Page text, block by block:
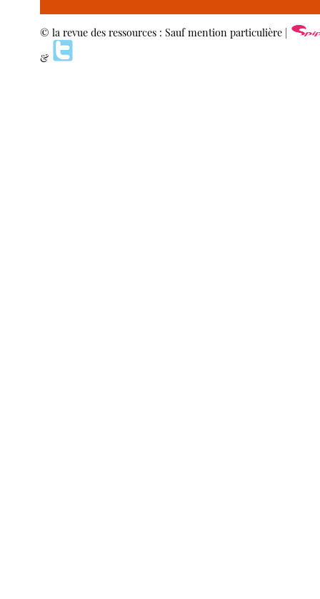
© la revue des ressources : Sauf mention particulière |
&